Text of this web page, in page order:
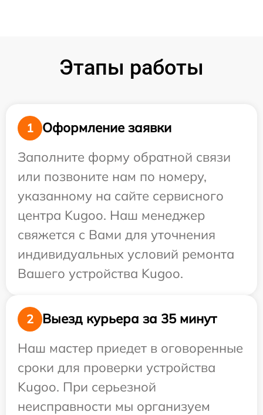
Этапы работы
1
Оформление заявки
Заполните форму обратной связи
или позвоните нам по номеру,
указанному на сайте сервисного
центра Kugoo. Наш менеджер
свяжется с Вами для уточнения
индивидуальных условий ремонта
Вашего устройства Kugoo.
2
Выезд курьера за 35 минут
Наш мастер приедет в оговоренные
сроки для проверки устройства
Kugoo. При серьезной
неисправности мы организуем